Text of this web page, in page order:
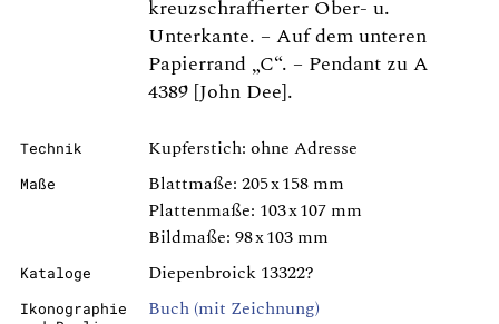
kreuzschraffierter Ober- u.
Unterkante. – Auf dem unteren
Papierrand „C“. – Pendant zu A
4389 [John Dee].
Technik Kupferstich: ohne Adresse
Maße
Blattmaße: 205 x 158 mm
Plattenmaße: 103 x 107 mm
Bildmaße: 98 x 103 mm
Kataloge Diepenbroick 13322?
Ikonographie
Buch (mit Zeichnung)